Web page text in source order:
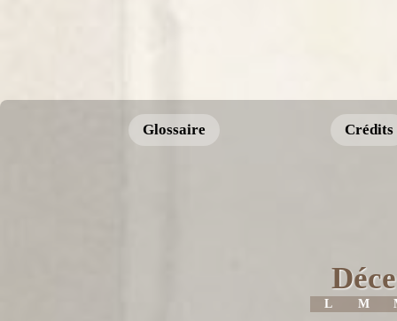
Glossaire Crédits
L M